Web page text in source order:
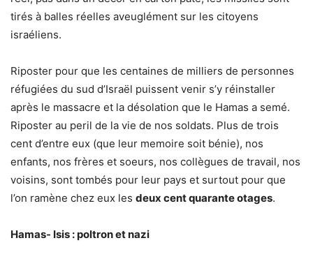
tirés à balles réelles aveuglément sur les citoyens
israéliens.
Riposter pour que les centaines de milliers de personnes
réfugiées du sud d’Israël puissent venir s’y réinstaller
après le massacre et la désolation que le Hamas a semé.
Riposter au peril de la vie de nos soldats. Plus de trois
cent d’entre eux (que leur memoire soit bénie), nos
enfants, nos frères et soeurs, nos collègues de travail, nos
voisins, sont tombés pour leur pays et surtout pour que
l’on ramène chez eux les deux cent quarante otages.
Hamas- Isis : poltron et nazi